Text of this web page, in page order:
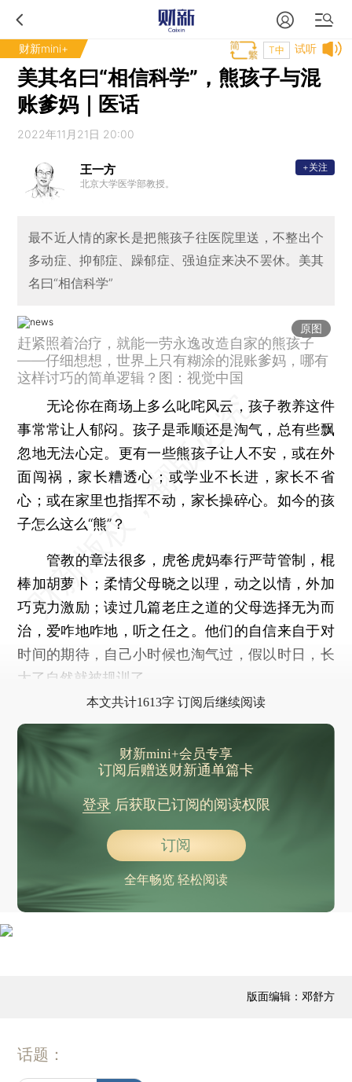
财新mini+ 试听
T中
美其名曰“相信科学”，熊孩子与混
账爹妈｜医话
2022年11月21日 20:00
王一方
北京大学医学部教授。
+关注
最不近人情的家长是把熊孩子往医院里送，不整出个
多动症、抑郁症、躁郁症、强迫症来决不罢休。美其
名曰“相信科学”
原图
赶紧照着治疗，就能一劳永逸改造自家的熊孩子
——仔细想想，世界上只有糊涂的混账爹妈，哪有
这样讨巧的简单逻辑？图：视觉中国
无论你在商场上多么叱咤风云，孩子教养这件
事常常让人郁闷。孩子是乖顺还是淘气，总有些飘
忽地无法心定。更有一些熊孩子让人不安，或在外
面闯祸，家长糟透心；或学业不长进，家长不省
心；或在家里也指挥不动，家长操碎心。如今的孩
子怎么这么“熊”？
管教的章法很多，虎爸虎妈奉行严苛管制，棍
棒加胡萝卜；柔情父母晓之以理，动之以情，外加
巧克力激励；读过几篇老庄之道的父母选择无为而
治，爱咋地咋地，听之任之。他们的自信来自于对
时间的期待，自己小时候也淘气过，假以时日，长
大了自然就被规训了。
本文共计1613字 订阅后继续阅读
财新mini+会员专享
订阅后赠送财新通单篇卡
登录后获取已订阅的阅读权限
订阅
全年畅览 轻松阅读
版面编辑：邓舒方
话题：